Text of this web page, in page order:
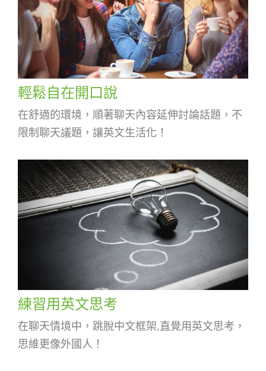
輕鬆自在開口說
在舒適的環境，順著聊天內容延伸討論話題，不
限制聊天議題，讓英文生活化！
練習用英文思考
在聊天情境中，跳脫中文框架,直覺用英文思考，
思維更像外國人！